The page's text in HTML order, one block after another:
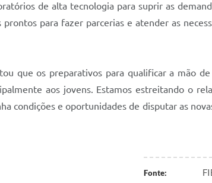
de alta tecnologia para suprir as
para fazer parcerias e atender as
que os preparativos para qualificar a mão
aos jovens. Estamos estreitando o
condições e oportunidades de disputar as
Fonte: